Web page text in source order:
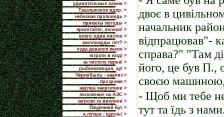
удивительные камни >
Ташлыкское вдхр. >
небесная проповедь >
приметы погоды >
прилiтайте, лелеки! >
всего один листок >
миллиарды лет? >
куда девался песок >
нітрати в воді >
за чистоту парка! >
рыбинспекция, ау! >
Чернобыль - анализ >
прозріння >
жертва энергетики >
положение на АЭС >
загрози та виклики >
Пiвденний Буг >
а лучше - вдоль! >
двоє в
начальник
відпрацював"-
справа?" "Там
його, це був П.,
своєю машиною,
- Щоб ми тебе
тут та їдь з